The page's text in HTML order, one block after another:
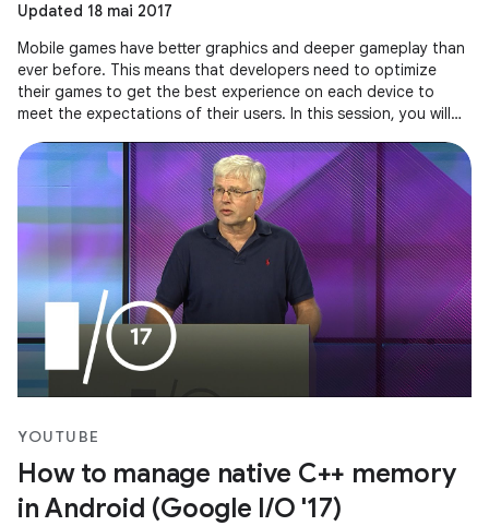
Updated 18 mai 2017
Mobile games have better graphics and deeper gameplay than
ever before. This means that developers need to optimize
their games to get the best experience on each device to
meet the expectations of their users. In this session, you will
YOUTUBE
How to manage native C++ memory
in Android (Google I/O '17)